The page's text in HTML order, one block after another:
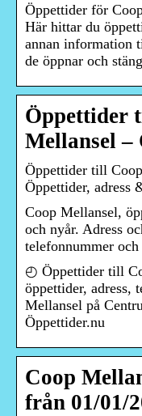
Öppettider för
Här hittar du
annan information
de öppnar och
Öppettider
Mellansel –
Öppettider till
Öppettider, adress
Coop Mellansel,
och nyår. Adress
telefonnummer
◴ Öppettider till
öppettider, adress,
Mellansel på
Öppettider.nu
Coop
från 01/01/